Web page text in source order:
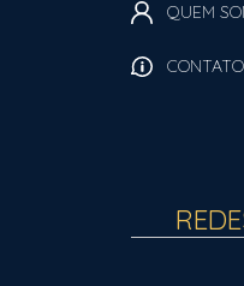
QUEM
CONTATO